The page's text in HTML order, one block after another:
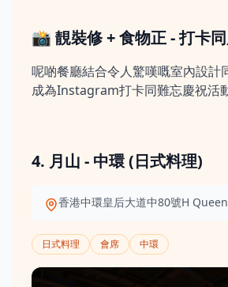
📸 靚裝修 + 食物正 - 打卡
呢啲餐廳結合令人驚嘆嘅室內設計
成為Instagram打卡同難忘慶祝活
4. 月山 - 中環 (日式料理)
香港中環皇后大道中80號H
日式料理 會席 中環